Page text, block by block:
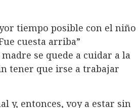
tiempo posible con el niño
cuesta arriba”
se quede a cuidar a la
tener que irse a trabajar
y, entonces, voy a estar sin